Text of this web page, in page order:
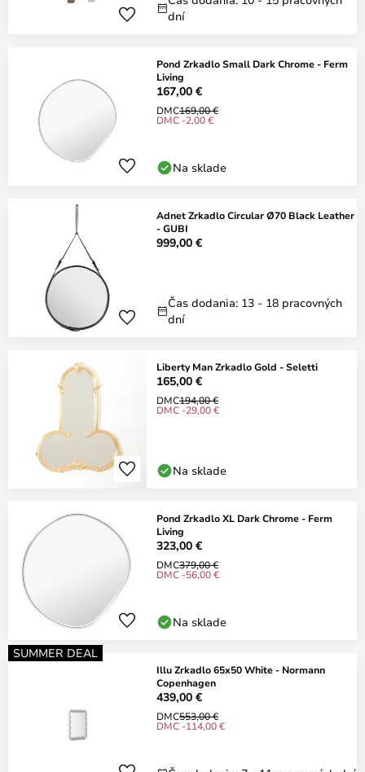
dní
Pond Zrkadlo Small Dark Chrome - Ferm
Living
167,00 €
DMC169,00 €
DMC -2,00 €
Na sklade
Adnet Zrkadlo Circular Ø70 Black Leather
- GUBI
999,00 €
Čas dodania: 13 - 18 pracovných
dní
Liberty Man Zrkadlo Gold - Seletti
165,00 €
DMC194,00 €
DMC -29,00 €
Na sklade
Pond Zrkadlo XL Dark Chrome - Ferm
Living
323,00 €
DMC379,00 €
DMC -56,00 €
Na sklade
SUMMER DEAL
Illu Zrkadlo 65x50 White - Normann
Copenhagen
439,00 €
DMC553,00 €
DMC -114,00 €